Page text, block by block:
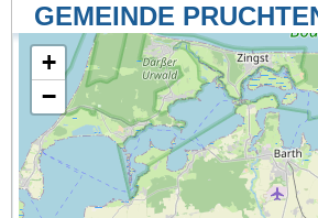
GEMEINDE
+
−